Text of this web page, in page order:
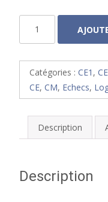
Catégories : CE1 ,
CE, CM, Echecs,
Description
Description